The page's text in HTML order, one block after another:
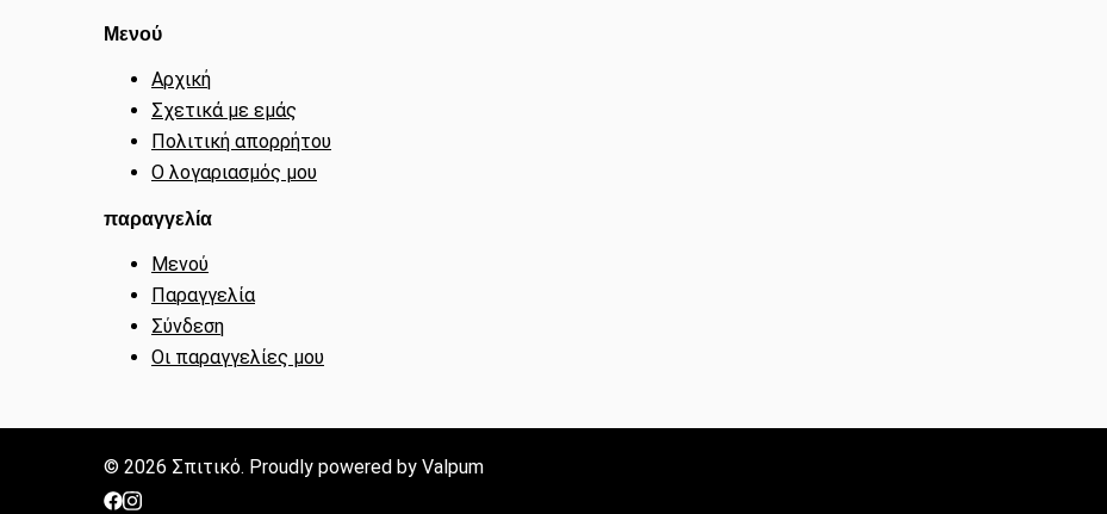
Μενού
Αρχική
Σχετικά με εμάς
Πολιτική απορρήτου
Ο λογαριασμός μου
παραγγελία
Μενού
Παραγγελία
Σύνδεση
Οι παραγγελίες μου
© 2026 Σπιτικό. Proudly powered by Valpum
https://www.facebook.com/spitikogrevena/?
https://www.instagram.com/spitiko_grevena/?